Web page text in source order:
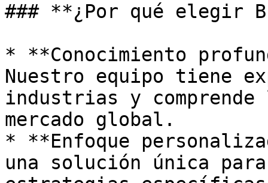
### **¿Por qué elegir
* **Conocimiento
Nuestro equipo tiene
industrias y
mercado global.
* **Enfoque
una solución única